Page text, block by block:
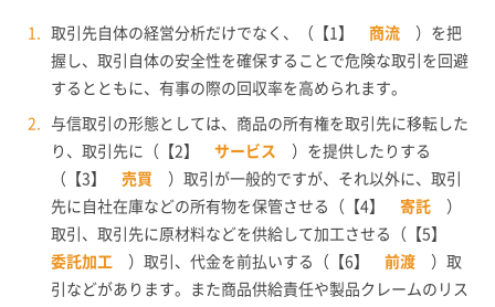
取引先自体の経営分析だけでなく、（【1】 商流 ）を把
握し、取引自体の安全性を確保することで危険な取引を回避
するとともに、有事の際の回収率を高められます。
与信取引の形態としては、商品の所有権を取引先に移転した
り、取引先に（【2】
サービス ）を提供したりする
（【3】
売買 ）取引が一般的ですが、それ以外に、取引
先に自社在庫などの所有物を保管させる（【4】
寄託 ）
取引、取引先に原材料などを供給して加工させる（【5】
委託加工 ）取引、代金を前払いする（【6】 前渡 ）取
引などがあります。また商品供給責任や製品クレームのリス